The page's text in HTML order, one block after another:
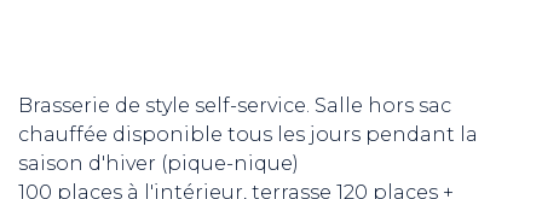
Brasserie de style self-service. Salle hors sac
chauffée disponible tous les jours pendant la
saison d'hiver (pique-nique)
100 places à l'intérieur, terrasse 120 places +